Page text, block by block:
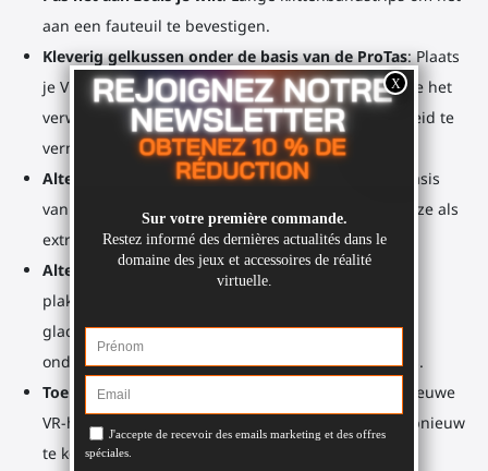
aan een fauteuil te bevestigen.
Kleverig gelkussen onder de basis van de ProTas: Plaats
je VR-joystick op je bureau. Geen sporen wanneer je het
verwijdert. Spoel het af met water om de kleverigheid te
vernieuwen.
Alternatief gebruik: Fitnessgewicht. Bevestig de basis
van de ProTas aan je controllerhouders en gebruik ze als
extra gewicht.
Alternatief gebruik: Controllerhouders. Met het
plakkerige kussen kun je je joystickhouders op een
gladde muuroppervlak plaatsen. Nu heb je
ondersteuning voor je controllers met hun houders.
Toekomstbestendig
: Krijg je in de toekomst een nieuwe
VR-headset? Dan hoef je niet het hele accessoire opnieuw
te kopen. Koop gewoon de houders voor je nieuwe